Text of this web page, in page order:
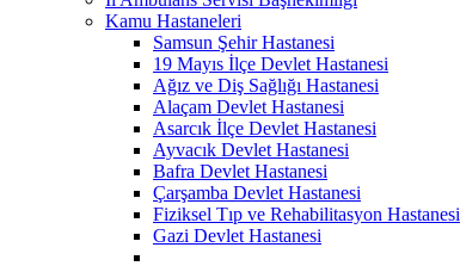
Kamu Hastaneleri
Samsun Şehir Hastanesi
19 Mayıs İlçe Devlet Hastanesi
Ağız ve Diş Sağlığı Hastanesi
Alaçam Devlet Hastanesi
Asarcık İlçe Devlet Hastanesi
Ayvacık Devlet Hastanesi
Bafra Devlet Hastanesi
Çarşamba Devlet Hastanesi
Fiziksel Tıp ve Rehabilitasyon Hastanesi
Gazi Devlet Hastanesi